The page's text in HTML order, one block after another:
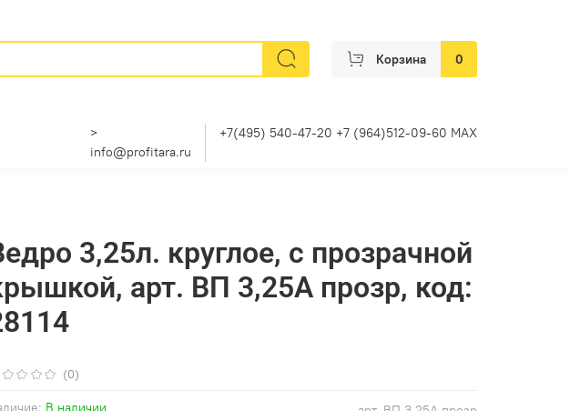
Корзина 0
>
info@profitara.ru
+7(495) 540-47-20 +7 (964)512-09-60 MAX
(0)
В наличии
3,25л. круглое, с прозрачной
арт. ВП 3,25А прозр, код: